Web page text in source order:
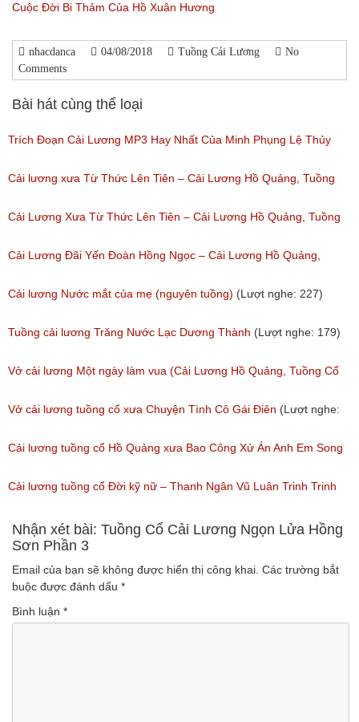
Cuộc Đời Bi Thảm Của Hồ Xuân Hương
nhacdanca 04/08/2018 Tuồng Cải Lương
No
Comments
Bài hát cùng thể loại
Trích Đoạn Cải Lương MP3 Hay Nhất Của Minh Phụng Lệ Thủy
Phần 1
(Lượt nghe: 11,531)
Cải lương xưa Từ Thức Lên Tiên – Cải Lương Hồ Quảng, Tuồng
Cổ
(Lượt nghe: 258)
Cải Lương Xưa Từ Thức Lên Tiên – Cải Lương Hồ Quảng, Tuồng
Cổ
(Lượt nghe: 505)
Cải Lương Đãi Yến Đoàn Hồng Ngọc – Cải Lương Hồ Quảng,
Tuồng Cổ
(Lượt nghe: 243)
Cải lương Nước mắt của mẹ (nguyên tuồng) (Lượt nghe: 227)
Tuồng cải lương Trăng Nước Lạc Dương Thành (Lượt nghe: 179)
Vở cải lương Một ngày làm vua (Cải Lương Hồ Quảng, Tuồng Cổ
Xưa)
(Lượt nghe: 216)
Vở cải lương tuồng cổ xưa Chuyện Tình Cô Gái Điên (Lượt nghe:
146)
Cải lương tuồng cổ Hồ Quảng xưa Bao Công Xử Án Anh Em Song
Sinh
(Lượt nghe: 228)
Cải lương tuồng cổ Đời kỹ nữ – Thanh Ngân Vũ Luân Trinh Trinh
Cải Lương Hồ Quảng
(Lượt nghe: 157)
Nhận xét bài: Tuồng Cổ Cải Lương Ngọn Lửa Hồng
Sơn Phần 3
Email của bạn sẽ không được hiển thị công khai. Các trường bắt
buộc được đánh dấu *
Bình luận *